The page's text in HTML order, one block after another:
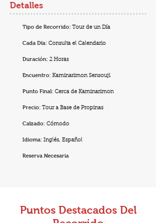
Detalles
Tipo de Recorrido: Tour de un Día
Cada Día: Consulta el Calendario
Duración: 2 Horas
Encuentro: Kaminarimon Sensouji
Punto Final: Cerca de Kaminarimon
Precio: Tour a Base de Propinas
Calzado: Cómodo
Idioma: Inglés, Español
Reserva Necesaria
Puntos Destacados Del